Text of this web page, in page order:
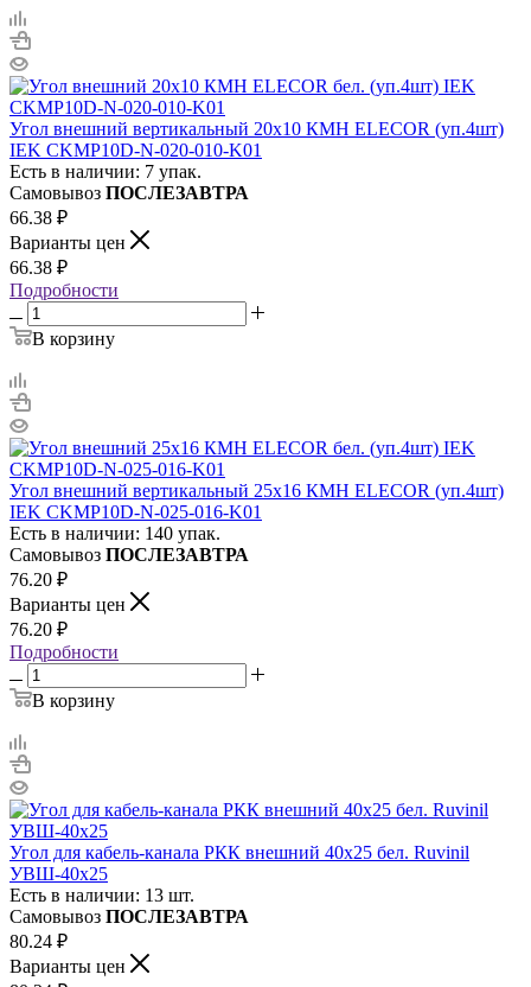
Угол внешний вертикальный 20х10 КМН ELECOR (уп.4шт)
IEK CKMP10D-N-020-010-K01
Есть в наличии: 7 упак.
Самовывоз ПОСЛЕЗАВТРА
66.38 ₽
Варианты цен
66.38 ₽
Подробности
В корзину
Угол внешний вертикальный 25х16 КМН ELECOR (уп.4шт)
IEK CKMP10D-N-025-016-K01
Есть в наличии: 140 упак.
Самовывоз ПОСЛЕЗАВТРА
76.20 ₽
Варианты цен
76.20 ₽
Подробности
В корзину
Угол для кабель-канала РКК внешний 40х25 бел. Ruvinil
УВШ-40х25
Есть в наличии: 13 шт.
Самовывоз ПОСЛЕЗАВТРА
80.24 ₽
Варианты цен